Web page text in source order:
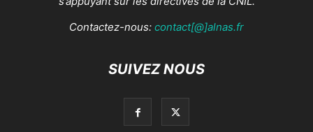
Contactez-nous: contact[@]alnas.fr
SUIVEZ NOUS